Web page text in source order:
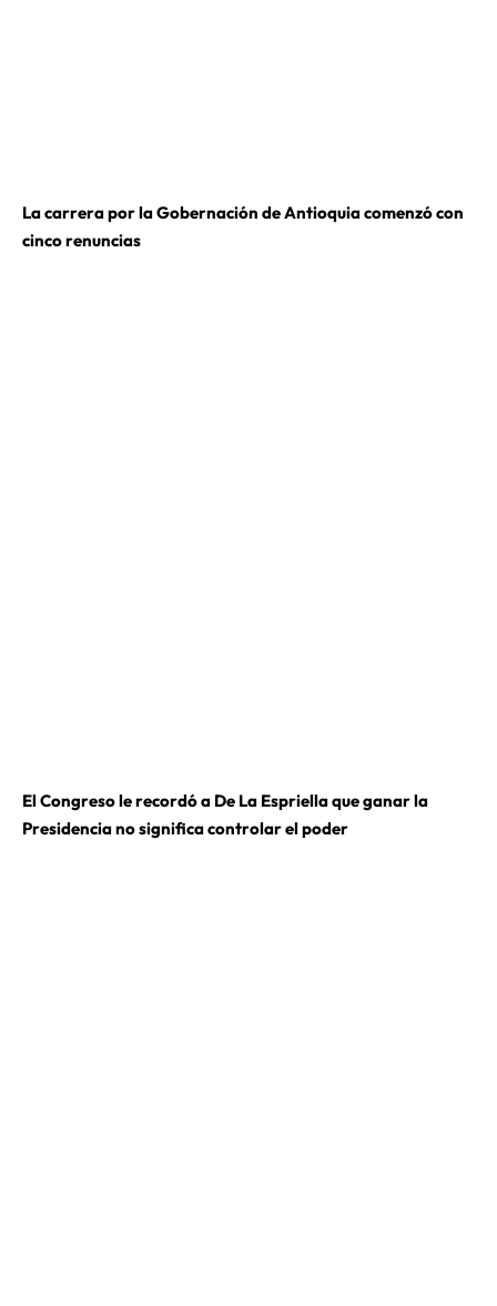
La carrera por la Gobernación de Antioquia comenzó con
cinco renuncias
El Congreso le recordó a De La Espriella que ganar la
Presidencia no significa controlar el poder